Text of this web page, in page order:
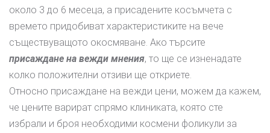
около 3 до 6 месеца, а присадените косъмчета с
времето придобиват характеристиките на вече
съществуващото окосмяване. Ако търсите
присаждане на вежди мнения, то ще се изненадате
колко положителни отзиви ще откриете.
Относно присаждане на вежди цени, можем да кажем,
че цените варират спрямо клиниката, която сте
избрали и броя необходими космени фоликули за